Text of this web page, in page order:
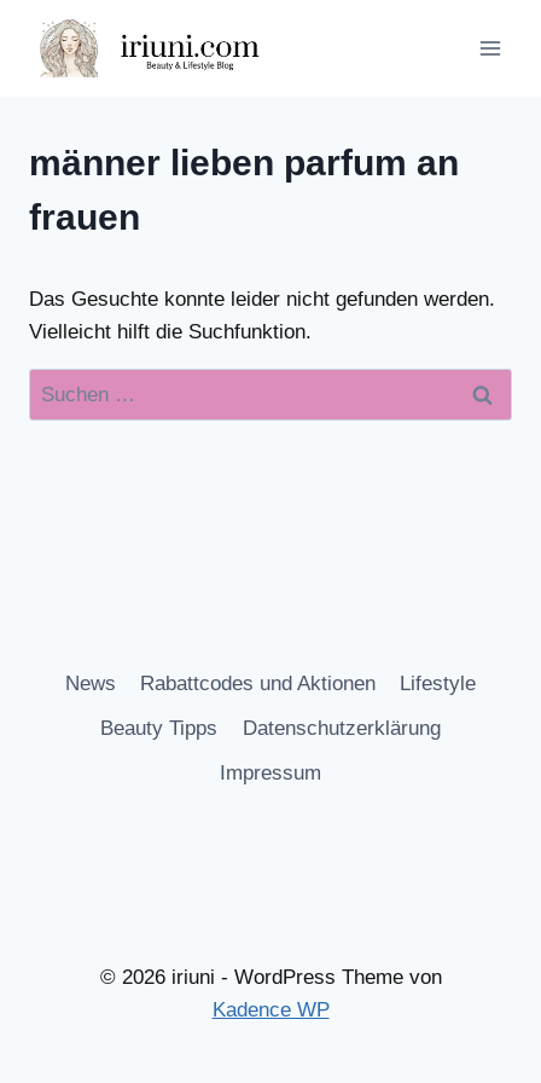
Inhalt
springen
männer lieben parfum an
frauen
Das Gesuchte konnte leider nicht gefunden werden.
Vielleicht hilft die Suchfunktion.
Suchen
nach:
News Rabattcodes und Aktionen
Lifestyle
Beauty Tipps
Datenschutzerklärung
Impressum
© 2026 iriuni - WordPress Theme von
Kadence WP